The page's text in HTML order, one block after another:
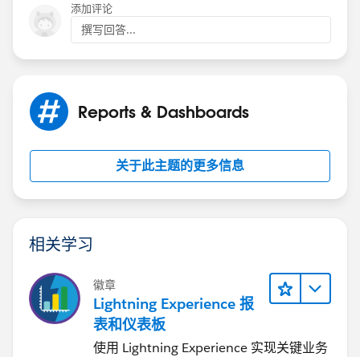
添加评论
撰写回答...
Reports & Dashboards
关于此主题的更多信息
相关学习
徽章
Lightning Experience 报
表和仪表板
使用 Lightning Experience 实现关键业务